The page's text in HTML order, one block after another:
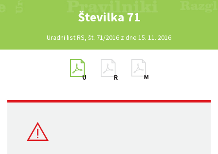
Številka 71
Uradni list RS, št. 71/2016 z dne 15. 11. 2016